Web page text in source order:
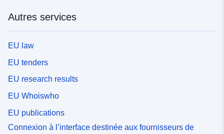
Autres services
EU law
EU tenders
EU research results
EU Whoiswho
EU publications
Connexion à l’interface destinée aux fournisseurs de